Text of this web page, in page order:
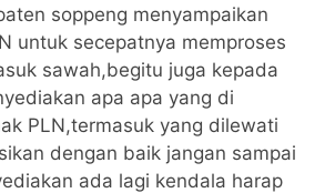
soppeng menyampaikan
untuk secepatnya memproses
sawah,begitu juga kepada
apa apa yang di
PLN,termasuk yang dilewati
dengan baik jangan sampai
ada lagi kendala harap